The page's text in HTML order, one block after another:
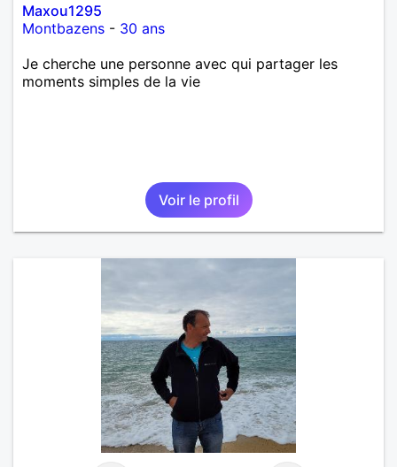
Maxou1295
Montbazens - 30 ans
Je cherche une personne avec qui partager les
moments simples de la vie
Voir le profil